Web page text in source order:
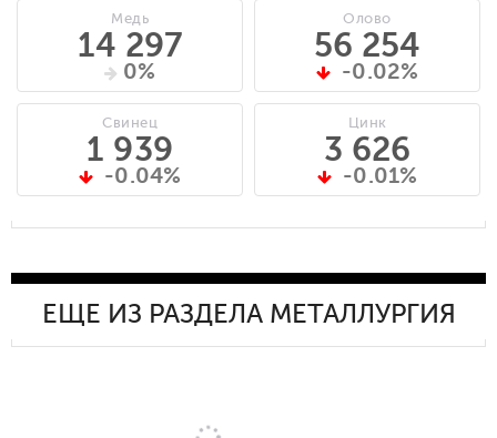
Медь
14 297
0%
Свинец
1 939
-0.04%
Олово
56 254
-0.02%
Цинк
3 626
-0.01%
ЕЩЕ ИЗ РАЗДЕЛА МЕТАЛЛУРГИЯ